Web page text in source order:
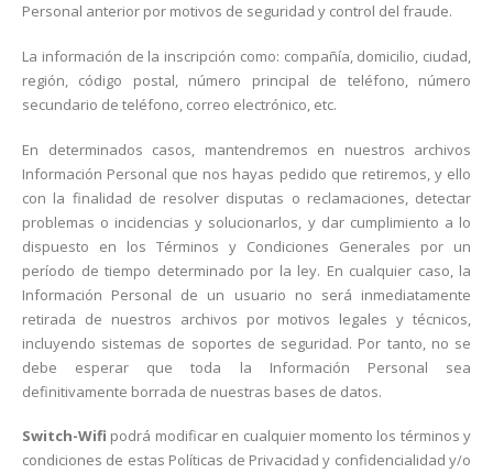
Personal anterior por motivos de seguridad y control del fraude.
La información de la inscripción como: compañía, domicilio, ciudad,
región, código postal, número principal de teléfono, número
secundario de teléfono, correo electrónico, etc.
En determinados casos, mantendremos en nuestros archivos
Información Personal que nos hayas pedido que retiremos, y ello
con la finalidad de resolver disputas o reclamaciones, detectar
problemas o incidencias y solucionarlos, y dar cumplimiento a lo
dispuesto en los Términos y Condiciones Generales por un
período de tiempo determinado por la ley. En cualquier caso, la
Información Personal de un usuario no será inmediatamente
retirada de nuestros archivos por motivos legales y técnicos,
incluyendo sistemas de soportes de seguridad. Por tanto, no se
debe esperar que toda la Información Personal sea
definitivamente borrada de nuestras bases de datos.
Switch-Wifi podrá modificar en cualquier momento los términos y
condiciones de estas Políticas de Privacidad y confidencialidad y/o